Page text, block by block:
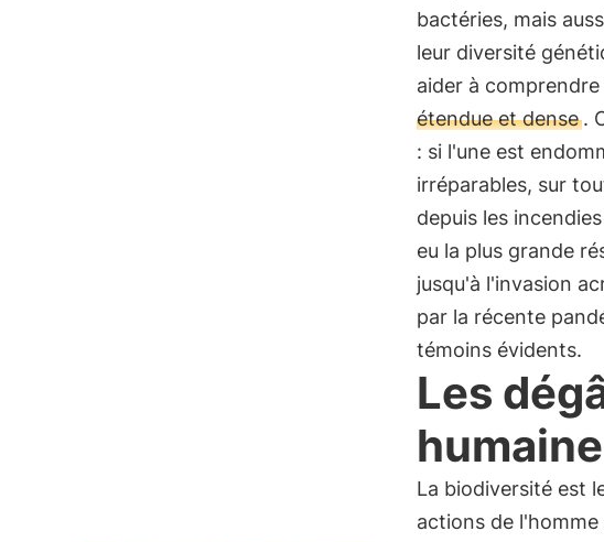
bactéries, mais
leur diversité
aider à
étendue et dense .
: si l'une est
irréparables, sur
depuis les
eu la plus grande
jusqu'à l'invasion
par la récente
témoins évidents.
Les
humaine
La biodiversité est
actions de